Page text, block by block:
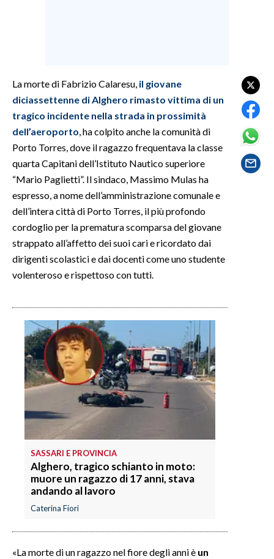
GOSSIP
SARDEGNA TURISMO
SARDI NEL MONDO
EVENTI
#CARAUNIONE
3 MINUTI CON
INFO AZIENDE
ABBONATI
ANNUNCI
NECROLOGI
SPIAGGE
La morte di Fabrizio Calaresu, il giovane
diciassettenne di Alghero rimasto vittima di un
tragico incidente nella strada in prossimità
dell’aeroporto , ha colpito anche la comunità di
Porto Torres, dove il ragazzo frequentava la classe
quarta Capitani dell’Istituto Nautico superiore
“Mario Paglietti”. Il sindaco, Massimo Mulas ha
espresso, a nome dell’amministrazione comunale e
dell’intera città di Porto Torres, il più profondo
cordoglio per la prematura scomparsa del giovane
strappato all’affetto dei suoi cari e ricordato dai
dirigenti scolastici e dai docenti come uno studente
volenteroso e rispettoso con tutti.
SASSARI E PROVINCIA
Alghero, tragico schianto in moto:
muore un ragazzo di 17 anni, stava
andando al lavoro
Caterina Fiori
«La morte di un ragazzo nel fiore degli anni è un